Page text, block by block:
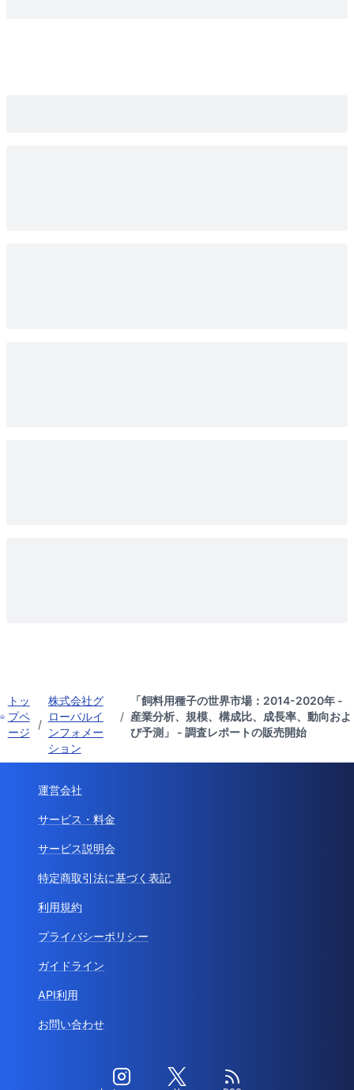
トッ
プペ
ージ
/
株式会社グ
ローバルイ
ンフォメー
ション
/
「飼料用種子の世界市場：2014-2020年 -
産業分析、規模、構成比、成長率、動向およ
び予測」 - 調査レポートの販売開始
運営会社
サービス・料金
サービス説明会
特定商取引法に基づく表記
利用規約
プライバシーポリシー
ガイドライン
API利用
お問い合わせ